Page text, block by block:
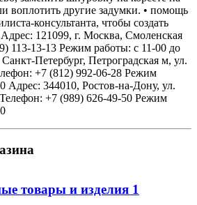
воплотить другие задумки. • помощь
консультанта, чтобы создать
121099, г. Москва, Смоленская
113-13-13 Режим работы: с 11-00 до
Петербург, Петроградская м, ул.
+7 (812) 992-06-28 Режим
Адрес: 344010, Ростов-на-Дону, ул.
+7 (989) 626-49-50 Режим
товары и изделия 1